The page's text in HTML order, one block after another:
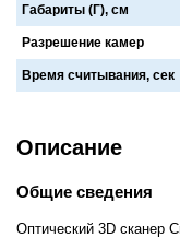
Габариты (Г), см
Разрешение камер
Время считывания, сек
Описание
Общие сведения
Оптический 3D сканер